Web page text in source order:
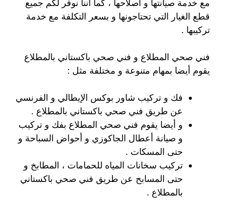
مع خدمة صيانتها و اصلاحها ، كما أننا نوفر لكم جميع
قطع الغيار التي تحتاجونها و بسعر التكلفة مع خدمة
تركيبها .
فني صحي المطلاع و فني صحي باكستاني بالمطلاع
يقوم أيضا بمهام متنوعة و مختلفة مثل :
فك و تركيب شاور بوكس الإيطالي و الفرنسي
عن طريق فني صحي باكستاني بالمطلاع .
و أيضا يقوم فني صحي المطلاع بفك و تركيب
و صيانة أعطال الجاكوزي و أحواض السباحة و
حتى المسكات .
تركيب سخانات المياه للحمامات ، المطابخ و
حتى المسابح عن طريق فني صحي باكستاني
بالمطلاع .